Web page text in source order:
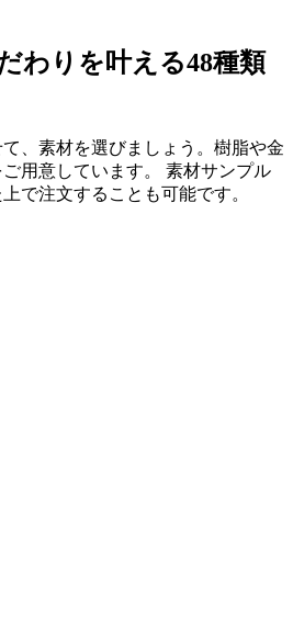
わりを叶える48種類
、素材を選びましょう。樹脂や金
用意しています。 素材サンプル
で注文することも可能です。